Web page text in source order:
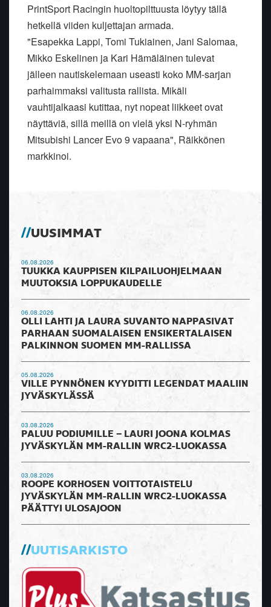
PrintSport Racingin huoltopilttuusta löytyy tällä
hetkellä viiden kuljettajan armada.
"Esapekka Lappi, Tomi Tukiainen, Jani Salomaa,
Mikko Eskelinen ja Kari Hämäläinen tulevat
jälleen nautiskelemaan useasti koko MM-sarjan
parhaimmaksi valitusta rallista. Mikäli
vauhtijalkaasi kutittaa, nyt nopeat liikkeet ovat
näyttäviä, sillä meillä on vielä yksi N-ryhmän
Mitsubishi Lancer Evo 9 vapaana", Räikkönen
markkinoi.
UUSIMMAT
06.08.2026
TUUKKA KAUPPISEN KILPAILUOHJELMAAN
MUUTOKSIA LOPPUKAUDELLE
06.08.2026
OLLI LAHTI JA LAURA SUVANTO NAPPASIVAT
PARHAAN SUOMALAISEN ENSIKERTALAISEN
PALKINNON SUOMEN MM-RALLISSA
05.08.2026
VILLE PYNNÖNEN KYYDITTI LEGENDAT MAALIIN
JYVÄSKYLÄSSÄ
03.08.2026
PALUU PODIUMILLE – LAURI JOONA KOLMAS
JYVÄSKYLÄN MM-RALLIN WRC2-LUOKASSA
03.08.2026
ROOPE KORHOSEN VOITTOTAISTELU
JYVÄSKYLÄN MM-RALLIN WRC2-LUOKASSA
PÄÄTTYI ULOSAJOON
UUTISARKISTO